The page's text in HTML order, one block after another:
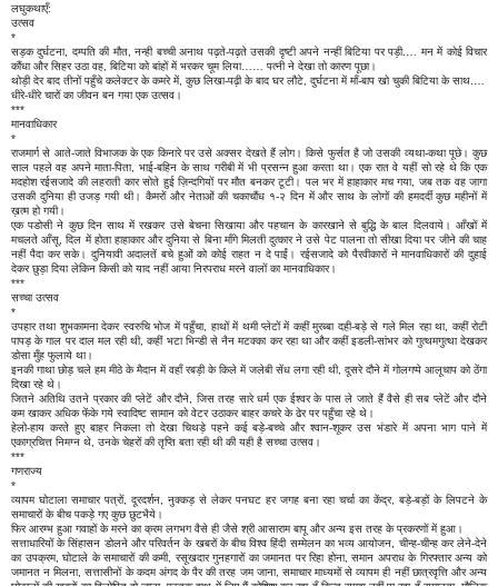
लघुकथाएँ:
उत्सव
*
सड़क दुर्घटना, दम्पति की मौत, नन्ही बच्ची अनाथ पढ़ते-पढ़ते उसकी दृष्टी अपने नन्हीं बिटिया पर पड़ी.… मन में कोई विचार
कौंधा और सिहर उठा वह, बिटिया को बांहों में भरकर चूम लिया…… पत्नी ने देखा तो कारण पूछा।
थोड़ी देर बाद तीनों पहुँचे कलेक्टर के कमरे में, कुछ लिखा-पढ़ी के बाद घर लौटे, दुर्घटना में माँ-बाप खो चुकी बिटिया के साथ.…
धीरे-धीरे चारों का जीवन बन गया एक उत्सव।
***
मानवाधिकार
*
राजमार्ग से आते-जाते विभाजक के एक किनारे पर उसे अक्सर देखते हैं लोग। किसे फुर्सत है जो उसकी व्यथा-कथा पूछे। कुछ
साल पहले वह अपने माता-पिता, भाई-बहिन के साथ गरीबी में भी प्रसन्न हुआ करता था। एक रात वे यहीं सो रहे थे कि एक
मदहोश रईसजादे की लहराती कार सोते हुई ज़िन्दगियों पर मौत बनकर टूटी। पल भर में हाहाकार मच गया, जब तक वह जागा
उसकी दुनिया ही उजड़ गयी थी। कैमरों और नेताओं की चकाचौंध १-२ दिन में और साथ के लोगों की हमदर्दी कुछ महीनों में
ख़त्म हो गयी।
एक पडोसी ने कुछ दिन साथ में रखकर उसे बेचना सिखाया और पहचान के कारखाने से बुद्धि के बाल दिलवाये। आँखों में
मचलते आँसू, दिल में होता हाहाकार और दुनिया से बिना माँगे मिलती दुत्कार ने उसे पेट पालना तो सीखा दिया पर जीने की चाह
नहीं पैदा कर सके। दुनियावी अदालतें बचे हुओं को कोई राहत न दे पाईं। रईसजादे को पैरवीकारों ने मानवाधिकारों की दुहाई
देकर छुड़ा दिया लेकिन किसी को याद नहीं आया निरपराध मरने वालों का मानवाधिकार।
***
सच्चा उत्सव
*
उपहार तथा शुभकामना देकर स्वरुचि भोज में पहुँचा, हाथों में थमी प्लेटों में कहीं मुरब्बा दही-बड़े से गले मिल रहा था, कहीं रोटी
पापड़ के गाल पर दाल मल रही थी, कहीं भटा भिन्डी से नैन मटक्का कर रहा था और कहीं इडली-सांभर को गुत्थमगुत्था देखकर
डोसा मुँह फुलाये था।
इनकी गाथा छोड़ चले हम मीठे के मैदान में वहाँ रबड़ी के किले में जलेबी सेंध लगा रही थी, दूसरे दौने में गोलगप्पे आलूचाप को ठेंगा
दिखा रहे थे।
जितने अतिथि उतने प्रकार की प्लेटें और दौने, जिस तरह सारे धर्म एक ईश्वर के पास ले जाते हैं वैसे ही सब प्लेटें और दौने
कम खाकर अधिक फेंके गये स्वादिष्ट सामान को वेटर उठाकर बाहर कचरे के ढेर पर पहुँचा रहे थे।
हेलो-हाय करते हुए बाहर निकला तो देखा चिथड़े पहने कई बड़े-बच्चे और श्वान-शूकर उस भंडारे में अपना भाग पाने में
एकाग्रचित्त निमग्न थे, उनके चेहरों की तृप्ति बता रही थी की यही है सच्चा उत्सव।
***
गणराज्य
*
व्यापम घोटाला समाचार पत्रों, दूरदर्शन, नुक्कड़ से लेकर पनघट हर जगह बना रहा चर्चा का केंद्र, बड़े-बड़ों के लिपटने के
समाचारों के बीच पकड़े गए कुछ छुटभैये।
फिर आरम्भ हुआ गवाहों के मरने का क्रम लगभग वैसे ही जैसे श्री आसाराम बापू और अन्य इस तरह के प्रकरणों में हुआ।
सत्ताधारियों के सिंहासन डोलने और परिवर्तन के खबरों के बीच विश्व हिंदी सम्मेलन का भव्य आयोजन, चीन्ह-चीन्ह कर लेने-देने
का उपक्रम, घोटाले के समाचारों की कमी, रसूखदार गुनहगारों का जमानत पर रिहा होना, समान अपराध के गिरफ्तार अन्य को
जमानत न मिलना, सत्तासीनों के कदम अंगद के पैर की तरह जम जाना, समाचार माध्यमों से व्यापम ही नहीं छात्रवृत्ति और अन्य